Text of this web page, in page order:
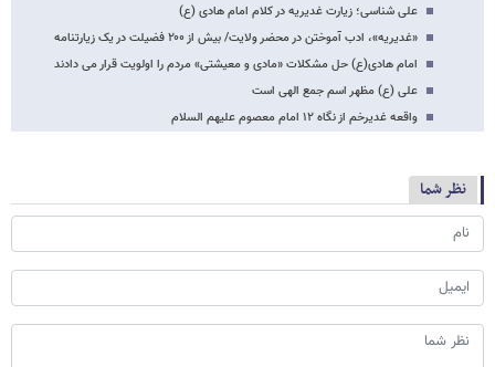
علی شناسی؛ زیارت غدیریه در کلام امام هادی (ع)
«غدیریه»، ادب آموختن در محضر ولایت/ بیش از ۲۰۰ فضیلت در یک زیارتنامه
امام هادی(ع) حل مشکلات «مادی و معیشتی» مردم را اولویت قرار می دادند
علی (ع) مظهر اسم جمع الهی است
واقعه غدیرخم از نگاه ۱۲ امام معصوم علیهم السلام
نظر شما